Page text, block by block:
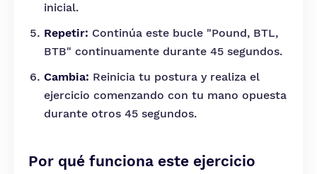
inicial.
Repetir: Continúa este bucle "Pound, BTL,
BTB" continuamente durante 45 segundos.
Cambia: Reinicia tu postura y realiza el
ejercicio comenzando con tu mano opuesta
durante otros 45 segundos.
Por qué funciona este ejercicio